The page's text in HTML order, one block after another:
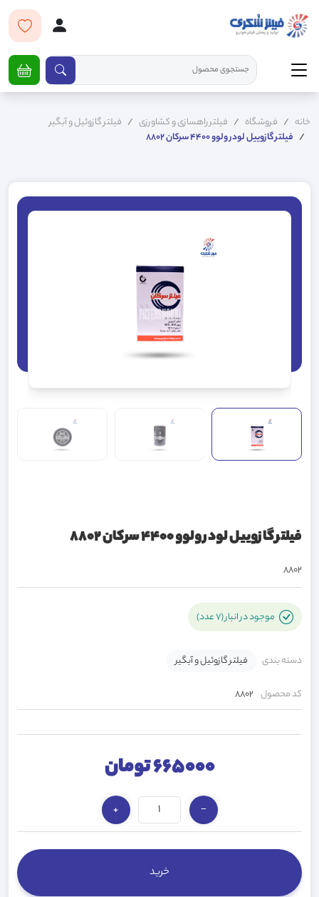
خانه فروشگاه فیلتر راهسازی و کشاورزی
فیلتر گازوئیل و آبگیر
فیلتر گازوییل لودر ولوو 4400 سرکان 8802
فیلتر گازوییل لودر ولوو 4400 سرکان 8802
8802
موجود در انبار (7 عدد)
دسته بندی فیلتر گازوئیل و آبگیر
کد محصول 8802
665000 تومان
−
+